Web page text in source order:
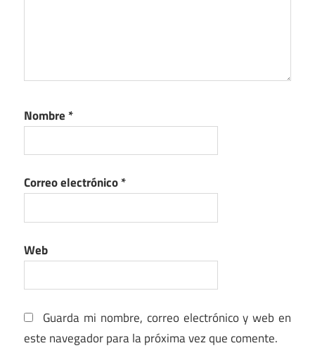
Nombre *
Correo electrónico*
Web
Guarda mi nombre, correo electrónico y web en
este navegador para la próxima vez que comente.